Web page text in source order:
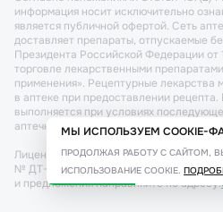
информация носит исключительно
является публичной офертой. Сеть
доставляет препараты, отпускаемые
Президента Российской Федерации от
торговле лекарственными
применения». Рецептурные лекарства
в аптеке при предоставлении
выполняется при условиях
аптечном пункте.
Лицензия №: ЛО-77-02-011340 от 22
№ ДТ-77-000421 от 25.10.2021 г.
и предложения направляйте по адресу:
МЫ ИСПОЛЬЗУЕМ COOKIE-
ПРОДОЛЖАЯ РАБОТУ С САЙТОМ,
ИСПОЛЬЗОВАНИЕ COOKIE.